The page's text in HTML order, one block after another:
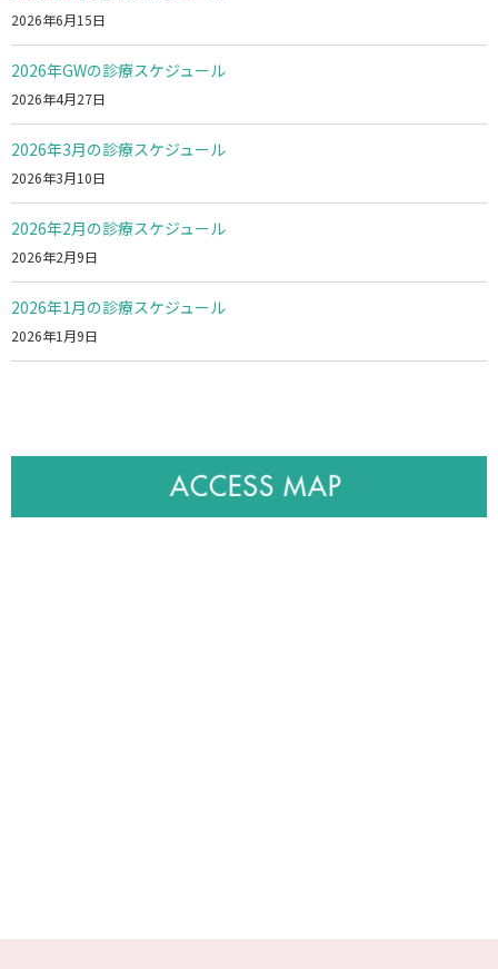
2026年6月15日
2026年GWの診療スケジュール
2026年4月27日
2026年3月の診療スケジュール
2026年3月10日
2026年2月の診療スケジュール
2026年2月9日
2026年1月の診療スケジュール
2026年1月9日